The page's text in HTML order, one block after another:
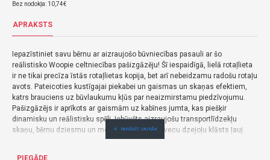
Bez nodokļa: 10,74€
APRAKSTS
Iepazīstiniet savu bērnu ar aizraujošo būvniecības pasauli ar šo
reālistisko Woopie celtniecības pašizgāzēju! Šī iespaidīgā, lielā rotaļlieta
ir ne tikai precīza īstās rotaļlietas kopija, bet arī nebeidzamu radošu rotaļu
avots. Pateicoties kustīgajai piekabei un gaismas un skaņas efektiem,
katrs brauciens uz būvlaukumu kļūs par neaizmirstamu piedzīvojumu.
Pašizgāzējs ir aprīkots ar gaismām uz kabīnes jumta, kas piešķir
dinamisku un reālistisku spēli. Iebūvēts aizraujošu transportlīdzekļu
skaņu, bērnu dziesmu un melodiju, stāstu un vecu dzejoļu klāsts ļauj
jūsu bērnam rotaļājoties apgūt dažādus agrīnās bērnības mācību